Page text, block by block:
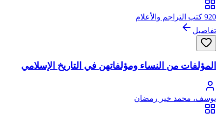
920 كتب التراجم والأعلام
تفاصيل
المؤلفات من النساء ومؤلفاتهن في التاريخ الإسلامي
يوسف، محمد خير رمضان